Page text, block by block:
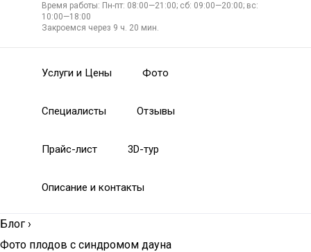
Время работы: Пн-пт: 08:00—21:00; сб: 09:00—20:00; вс:
10:00—18:00
Закроемся через 9 ч. 20 мин.
Услуги и Цены Фото
Специалисты Отзывы
Прайс-лист 3D-тур
Описание и контакты
Блог ›
Фото плодов с синдромом дауна